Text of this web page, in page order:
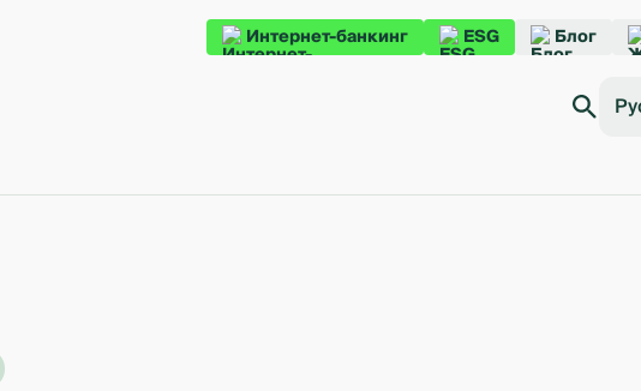
Интернет-банкинг ESG Блог